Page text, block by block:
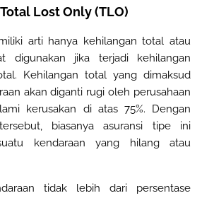
Lost Only (TLO)
arti hanya kehilangan total atau
digunakan jika terjadi kehilangan
Kehilangan total yang dimaksud
akan diganti rugi oleh perusahaan
kerusakan di atas 75%. Dengan
biasanya asuransi tipe ini
kendaraan yang hilang atau
tidak lebih dari persentase